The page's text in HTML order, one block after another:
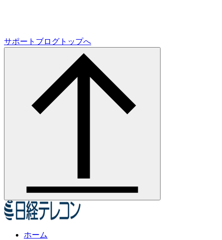
サポートブログトップへ
ホーム